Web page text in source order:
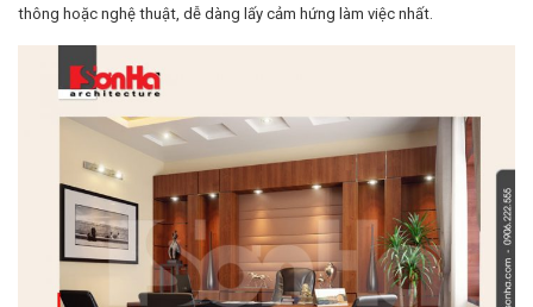
thông hoặc nghệ thuật, dễ dàng lấy cảm hứng làm việc nhất.